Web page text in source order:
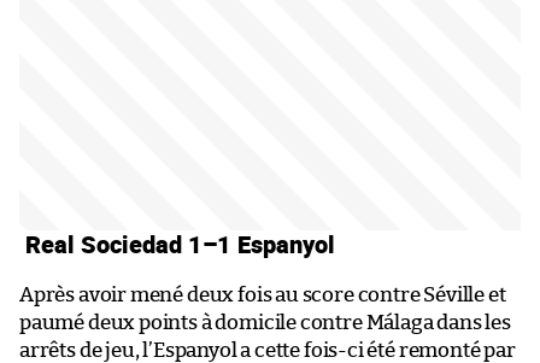
Real Sociedad 1–1 Espanyol
Après avoir mené deux fois au score contre Séville et
paumé deux points à domicile contre Málaga dans les
arrêts de jeu, l’Espanyol a cette fois-ci été remonté par